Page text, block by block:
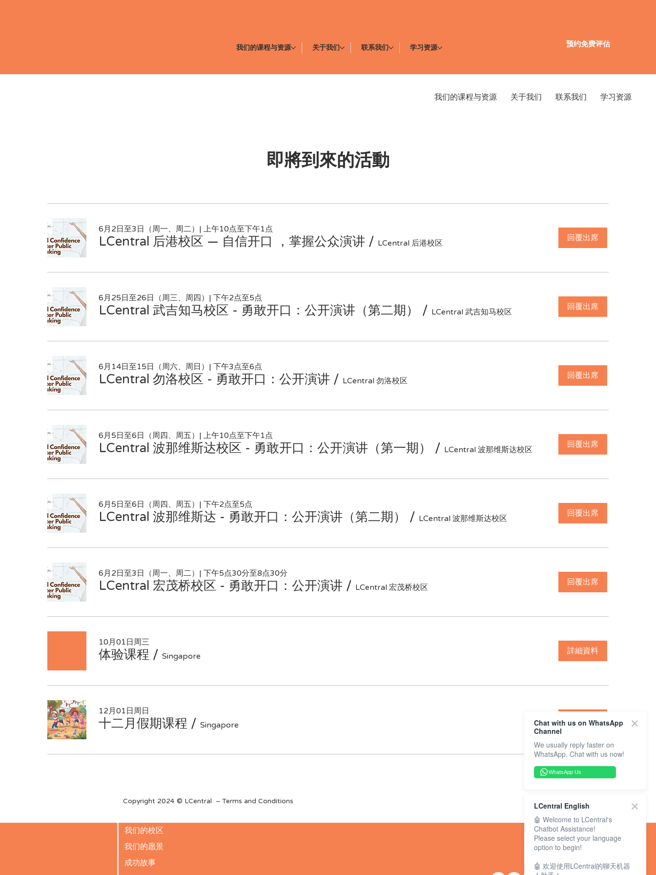
我们的课程与资源 关于我们 联系我们 学习资源
我们的课程与资源 关于我们 联系我们 学习资源 预约免费评估
即將到來的活動
6月2日至3日（周一、周二）| 上午10点至下午1点
LCentral 后港校区 — 自信开口 ，掌握公众演讲 / LCentral 后港校区
回覆出席
6月25日至26日（周三、周四）| 下午2点至5点
LCentral 武吉知马校区 - 勇敢开口：公开演讲（第二期） / LCentral 武吉知马校区
回覆出席
6月14日至15日（周六、周日）| 下午3点至6点
LCentral 勿洛校区 - 勇敢开口：公开演讲 / LCentral 勿洛校区
回覆出席
6月5日至6日（周四、周五）| 上午10点至下午1点
LCentral 波那维斯达校区 - 勇敢开口：公开演讲（第一期） / LCentral 波那维斯达校区
回覆出席
6月5日至6日（周四、周五）| 下午2点至5点
LCentral 波那维斯达 - 勇敢开口：公开演讲（第二期） / LCentral 波那维斯达校区
回覆出席
6月2日至3日（周一、周二）| 下午5点30分至8点30分
LCentral 宏茂桥校区 - 勇敢开口：公开演讲 / LCentral 宏茂桥校区
回覆出席
10月01日周三
体验课程 /Singapore
詳細資料
12月01日周日
十二月假期课程 /Singapore
詳細資料
Copyright 2024 © LCentral – Terms and Conditions
我们的校区
我们的愿景
成功故事
Chat with us on WhatsApp
Channel
We usually reply faster on
WhatsApp. Chat with us now!
WhatsApp Us
LCentral English
🤖 Welcome to LCentral's
Chatbot Assistance!
Please select your language
option to begin!
🤖 欢迎使用LCentral的聊天机器